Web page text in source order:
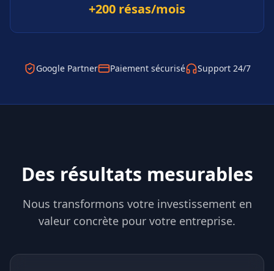
+200 résas/mois
Google Partner Paiement sécurisé Support 24/7
Des résultats mesurables
Nous transformons votre investissement en
valeur concrète pour votre entreprise.